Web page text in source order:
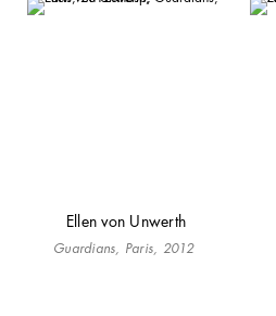
Ellen von Unwerth
Guardians, Paris, 2012